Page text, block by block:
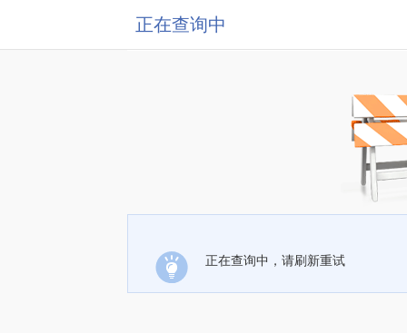
正在查询中
正在查询中，请刷新重试